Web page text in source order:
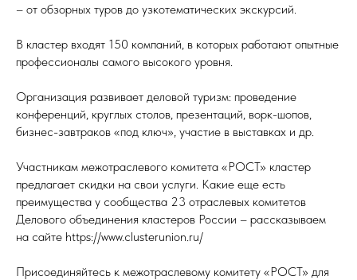
– от обзорных туров до узкотематических экскурсий.
В кластер входят 150 компаний, в которых работают опытные
профессионалы самого высокого уровня.
Организация развивает деловой туризм: проведение
конференций, круглых столов, презентаций, ворк-шопов,
бизнес-завтраков «под ключ», участие в выставках и др.
Участникам межотраслевого комитета «РОСТ» кластер
предлагает скидки на свои услуги. Какие еще есть
преимущества у сообщества 23 отраслевых комитетов
Делового объединения кластеров России – рассказываем
на сайте https://www.clusterunion.ru/
Присоединяйтесь к межотраслевому комитету «РОСТ» для